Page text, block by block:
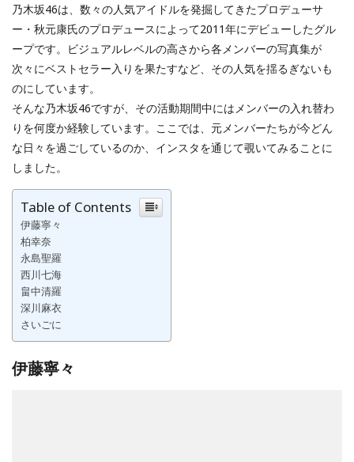
乃木坂46は、数々の人気アイドルを発掘してきたプロデューサ
ー・秋元康氏のプロデュースによって2011年にデビューしたグル
ープです。ビジュアルレベルの高さから各メンバーの写真集が
次々にベストセラー入りを果たすなど、その人気を揺るぎないも
のにしています。
そんな乃木坂46ですが、その活動期間中にはメンバーの入れ替わ
りを何度か経験しています。ここでは、元メンバーたちが今どん
な日々を過ごしているのか、インスタを通じて覗いてみることに
しました。
Table of Contents
伊藤寧々
柏幸奈
永島聖羅
西川七海
畠中清羅
深川麻衣
さいごに
伊藤寧々